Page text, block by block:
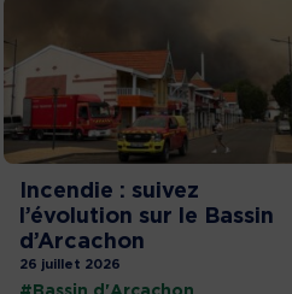
Incendie : suivez
l’évolution sur le Bassin
d’Arcachon
26 juillet 2026